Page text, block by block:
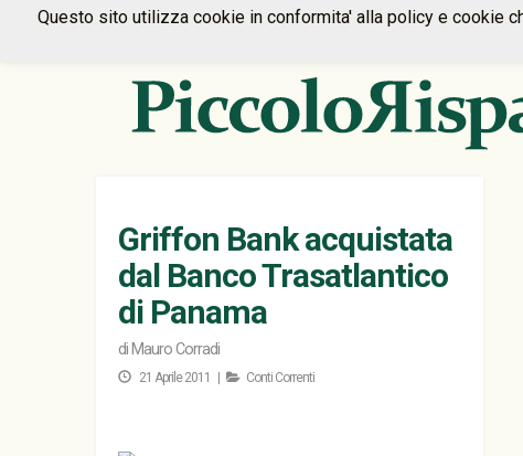
Griffon Bank acquistata
dal Banco Trasatlantico
di Panama
di Mauro Corradi
21 Aprile 2011 | Conti Correnti
Questo sito utilizza cookie in conformita' alla policy e cookie